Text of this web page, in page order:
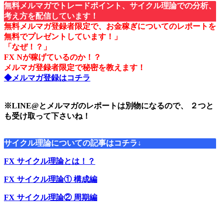
無料メルマガでトレードポイント、サイクル理論での分析、
考え方を配信しています！
無料メルマガ登録者限定で、お金稼ぎについてのレポートを
無料でプレゼントしています！」
「なぜ！？」
FX Nが稼げているのか！？
メルマガ登録者限定で秘密を教えます！
◆メルマガ登録はコチラ
※LINE@とメルマガのレポートは別物になるので、 ２つと
も受け取って下さいね！
サイクル理論についての記事はコチラ↓
FX サイクル理論とは！？
FX サイクル理論① 構成編
FX サイクル理論② 周期編